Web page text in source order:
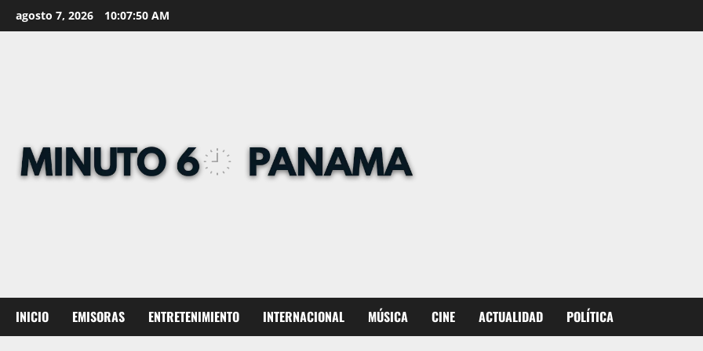
to
agosto 7, 2026 10:07:51 AM
INICIO EMISORAS ENTRETENIMIENTO INTERNACIONAL MÚSICA CINE ACTUALIDAD POLÍTICA